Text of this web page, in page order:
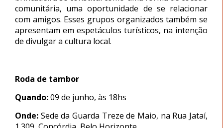
comunitária, uma oportunidade de se relacionar
com amigos. Esses grupos organizados também se
apresentam em espetáculos turísticos, na intenção
de divulgar a cultura local.
Roda de tambor
Quando:09 de junho, às 18hs
Onde: Sede da Guarda Treze de Maio, na Rua Jataí,